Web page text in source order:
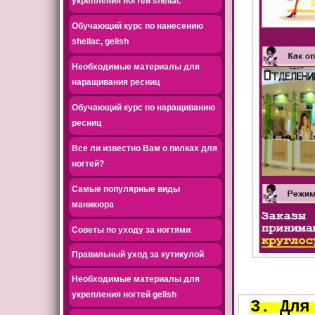
Обучающий курс по нанесению
shellac, gelish
Необходимые материалы для
наращивания ресниц
Обучающий курс по наращиванию
ресниц
Все ли известно Вам о пилках для
ногтей?
Самые популярные виды
маникюра
Советы по уходу за ногтями
Правильный уход за кутикулой
Необходимые материалы для
укрепления ногтей gelish
3. Для